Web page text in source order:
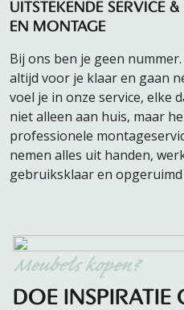
UITSTEKENDE SERVICE
EN MONTAGE
Bij ons ben je geen
altijd voor je klaar en gaan
voel je in onze service, elke
niet alleen aan huis, maar
professionele
nemen alles uit handen,
gebruiksklaar en opgeruimd
Meubels kopen?
DOE